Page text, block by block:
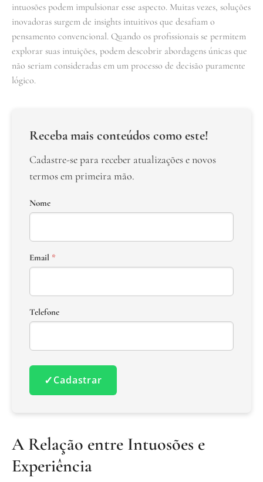
intuosões podem impulsionar esse aspecto. Muitas vezes, soluções
inovadoras surgem de insights intuitivos que desafiam o
pensamento convencional. Quando os profissionais se permitem
explorar suas intuições, podem descobrir abordagens únicas que
não seriam consideradas em um processo de decisão puramente
lógico.
Receba mais conteúdos como este!
Cadastre-se para receber atualizações e novos
termos em primeira mão.
Nome
Email *
Telefone
✓Cadastrar
A Relação entre Intuosões e
Experiência